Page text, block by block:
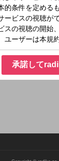
ラスになる情報を
Ｃラジオの朝は、
承諾して